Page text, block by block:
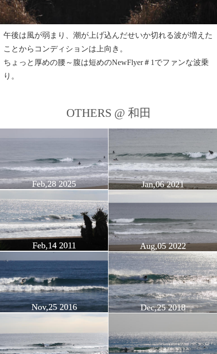
午後は風が弱まり、潮が上げ込んだせいか切れる波が増えた
ことからコンディションは上向き。
ちょっと厚めの腰～腹は短めのNewFlyer＃1でファンな波乗
り。
OTHERS @ 和田
Feb,28 2025 Jan,06 2021
Feb,14 2011 Aug,05 2022
Nov,25 2016 Dec,25 2018